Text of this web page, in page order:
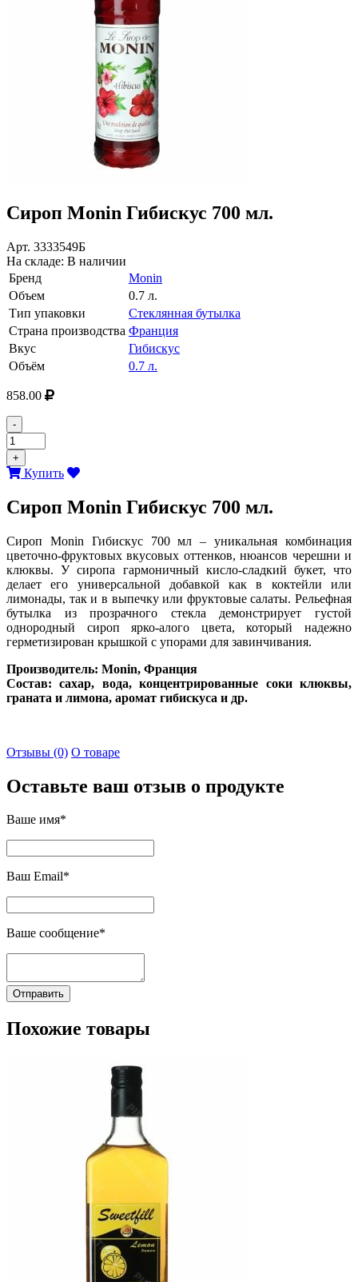
Сироп Monin Гибискус 700 мл.
Арт. 3333549Б
На складе: В наличии
Бренд
Monin
Объем
0.7 л.
Тип упаковки
Стеклянная бутылка
Страна производства Франция
Вкус
Гибискус
Объём
0.7 л.
858.00
-
+
Купить
Сироп Monin Гибискус 700 мл.
Сироп Monin Гибискус 700 мл – уникальная комбинация
цветочно-фруктовых вкусовых оттенков, нюансов черешни и
клюквы. У сиропа гармоничный кисло-сладкий букет, что
делает его универсальной добавкой как в коктейли или
лимонады, так и в выпечку или фруктовые салаты. Рельефная
бутылка из прозрачного стекла демонстрирует густой
однородный сироп ярко-алого цвета, который надежно
герметизирован крышкой с упорами для завинчивания.
Производитель: Monin, Франция
Состав: сахар, вода, концентрированные соки клюквы,
граната и лимона, аромат гибискуса и др.
Отзывы (0) О товаре
Оставьте ваш отзыв о продукте
Ваше имя*
Ваш Email*
Ваше сообщение*
Отправить
Похожие товары